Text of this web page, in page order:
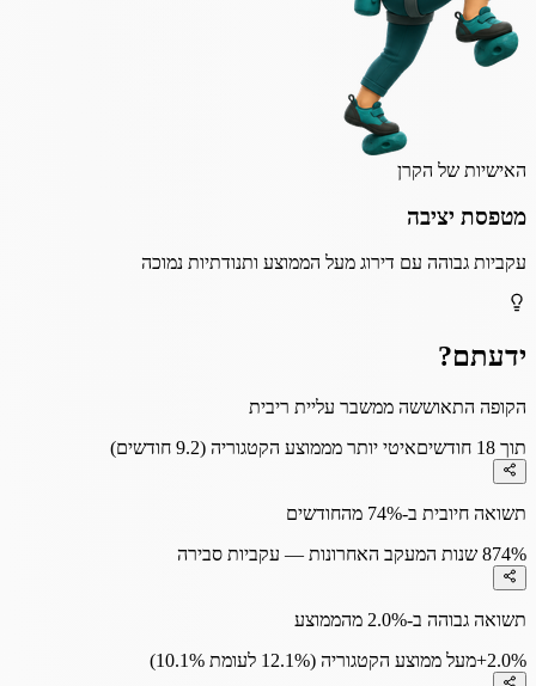
האישיות של הקרן
מטפסת יציבה
עקביות גבוהה עם דירוג מעל הממוצע ותנודתיות נמוכה
ידעתם?
הקופה התאוששה ממשבר עליית ריבית
תוך 18 חודשים
איטי יותר מממוצע הקטגוריה (9.2 חודשים)
תשואה חיובית ב-74% מהחודשים
74%8 שנות המעקב האחרונות — עקביות סבירה
תשואה גבוהה ב-2.0% מהממוצע
+2.0%מעל ממוצע הקטגוריה (12.1% לעומת 10.1%)